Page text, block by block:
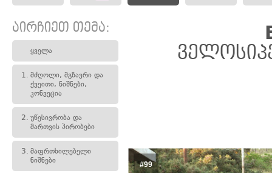
აირჩიეთ თემა:
ყველა
1. მძღოლი, მგზავრი და
ქვეითი, ნიშნები,
კონვეცია
2. უწესივრობა და
მართვის პირობები
3. მაფრთხილებელი
ნიშნები
#99